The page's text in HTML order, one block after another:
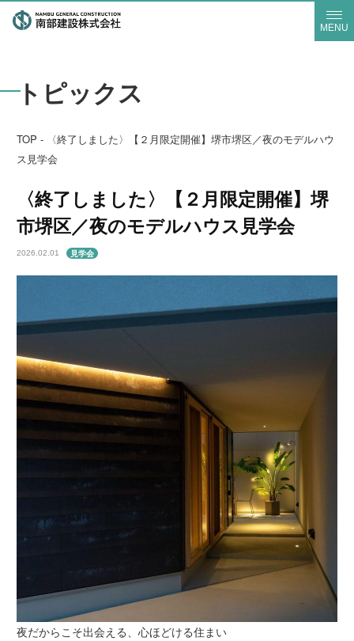
MENU
トピックス
TOP -
〈終了しました〉【２月限定開催】堺市堺区／夜のモデルハウ
ス見学会
〈終了しました〉【２月限定開催】堺
市堺区／夜のモデルハウス見学会
2026.02.01 見学会
夜だからこそ出会える、心ほどける住まい